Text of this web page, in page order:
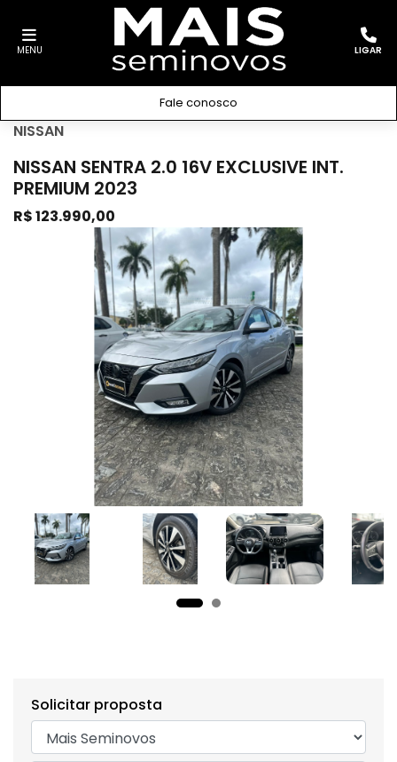
MENU LIGAR
Fale conosco
NISSAN
NISSAN SENTRA 2.0 16V EXCLUSIVE INT.
PREMIUM 2023
R$ 123.990,00
Previous
Solicitar proposta